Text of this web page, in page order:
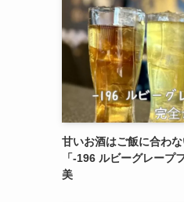
甘いお酒はご飯に合わな
「-196 ルビーグレープ
美